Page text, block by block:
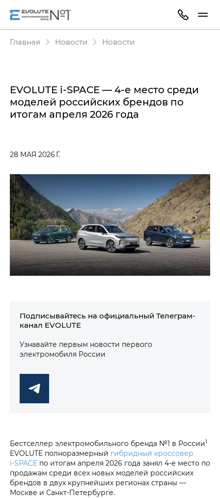
Главная Новости Новости
EVOLUTE i‑SPACE — 4-е место среди
моделей российских брендов по
итогам апреля 2026 года
28 МАЯ 2026 Г.
Подписывайтесь на официальный Телеграм-
канал EVOLUTE
Узнавайте первым новости первого
электромобиля России
Бестселлер электромобильного бренда №1 в России1
EVOLUTE полноразмерный гибридный кроссовер
i‑SPACE по итогам апреля 2026 года занял 4-е место по
продажам среди всех новых моделей российских
брендов в двух крупнейших регионах страны —
Москве и Санкт-Петербурге.